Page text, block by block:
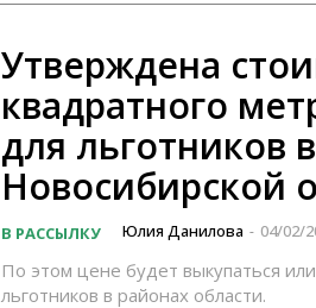
Утверждена
квадратного
для льготников в
Новосибирской
В РАССЫЛКУ Юлия Данилова - 04/02/
По этом цене будет выкупаться
льготников в районах области.